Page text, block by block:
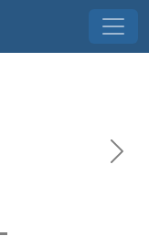
Next